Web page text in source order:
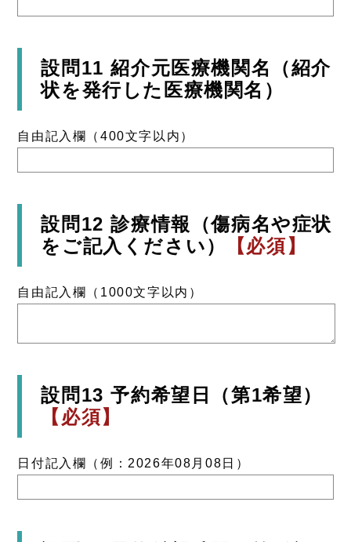
設問11 紹介元医療機関名（紹介
状を発行した医療機関名）
自由記入欄（400文字以内）
設問12 診療情報（傷病名や症状
をご記入ください）
【必須】
自由記入欄（1000文字以内）
設問13 予約希望日（第1希望）
【必須】
日付記入欄（例：2026年08月08日）